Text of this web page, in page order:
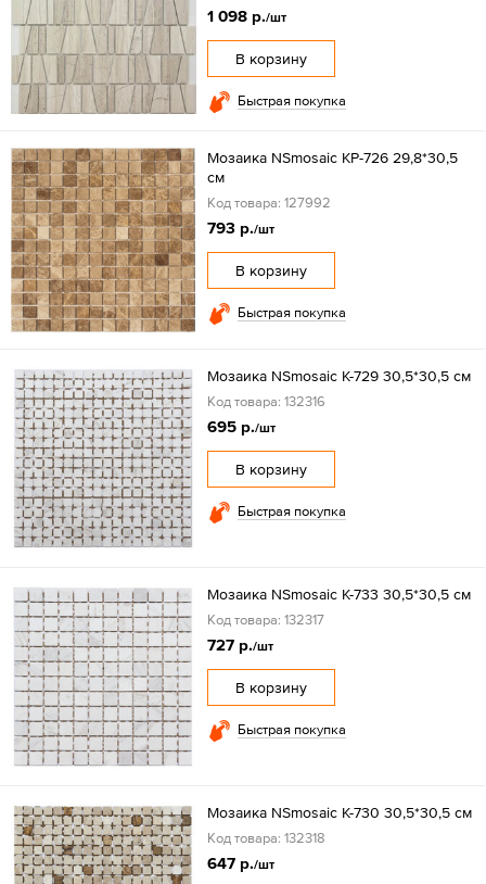
1 098 р./шт
В корзину
Быстрая покупка
Мозаика NSmosaic KP-726 29,8*30,5
см
Код товара: 127992
793 р./шт
В корзину
Быстрая покупка
Мозаика NSmosaic K-729 30,5*30,5 см
Код товара: 132316
695 р./шт
В корзину
Быстрая покупка
Мозаика NSmosaic K-733 30,5*30,5 см
Код товара: 132317
727 р./шт
В корзину
Быстрая покупка
Мозаика NSmosaic K-730 30,5*30,5 см
Код товара: 132318
647 р./шт